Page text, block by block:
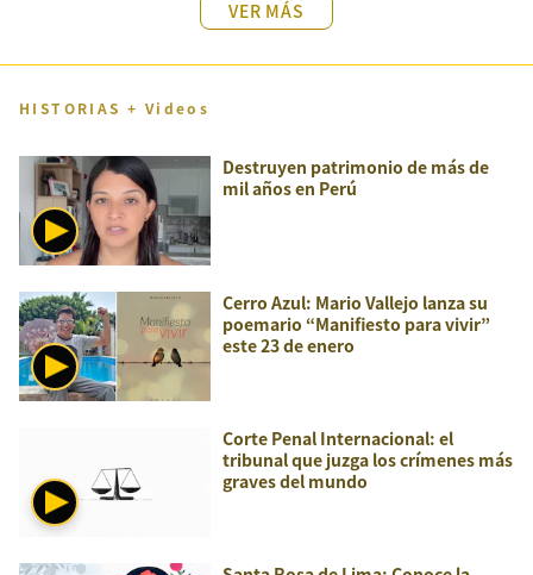
VER MÁS
HISTORIAS + Videos
Destruyen patrimonio de más de
mil años en Perú
Cerro Azul: Mario Vallejo lanza su
poemario “Manifiesto para vivir”
este 23 de enero
Corte Penal Internacional: el
tribunal que juzga los crímenes más
graves del mundo